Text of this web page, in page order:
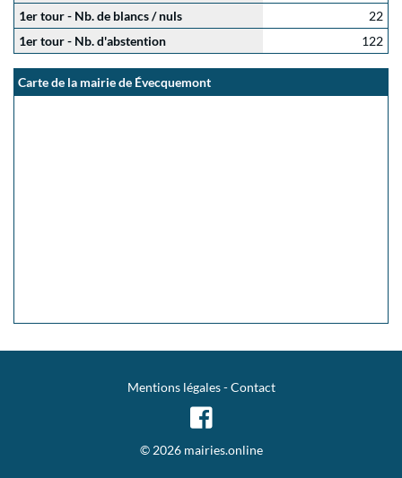
1er tour - Nb. de blancs / nuls
22
1er tour - Nb. d'abstention
122
Carte de la mairie de Évecquemont
Mentions légales-Contact
© 2026 mairies.online